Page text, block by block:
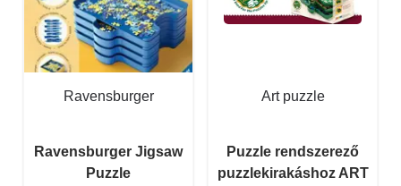
Ravensburger
Ravensburger Jigsaw
Puzzle
Art puzzle
Puzzle rendszerező
puzzlekirakáshoz ART